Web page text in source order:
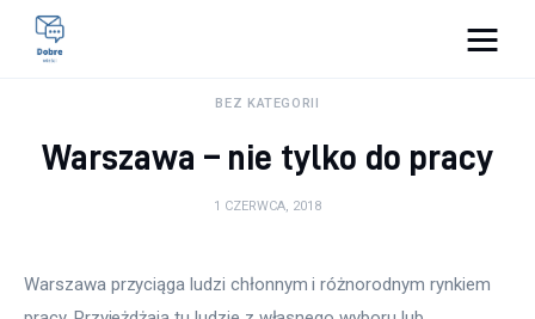
Lifestyle
Zdrowie
BEZ KATEGORII
Warszawa – nie tylko do pracy
1 CZERWCA, 2018
Warszawa przyciąga ludzi chłonnym i różnorodnym rynkiem